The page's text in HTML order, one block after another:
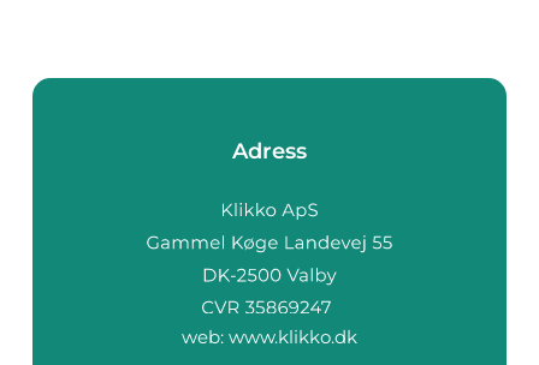
Adress
web: www.klikko.dk